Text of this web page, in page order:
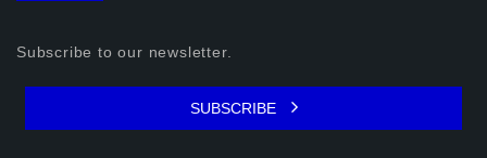
Subscribe to our newsletter.
SUBSCRIBE